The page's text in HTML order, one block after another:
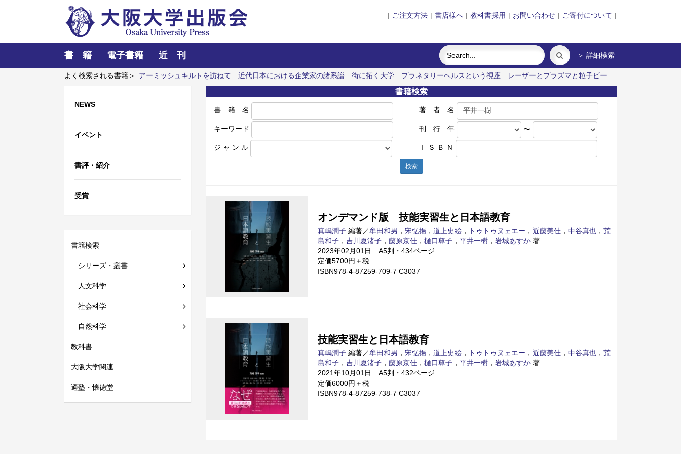
| ご注文方法 | 書店様へ | 教科書採用 | お問い合わせ | ご寄付について |
書 籍 電子書籍 近 刊 ＞ 詳細検索
よく検索される書籍＞ アーミッシュキルトを訪ねて 近代日本における企業家の諸系譜 街に拓く大学 プラネタリーヘルスという視座
レーザーとプラズマと粒子ビー
固体高分子形燃料電池要素材料・水素貯蔵材料の知的設計
NEWS
イベント
書評・紹介
受賞
書籍検索
シリーズ・叢書
人文科学
社会科学
自然科学
教科書
大阪大学関連
適塾・懐徳堂
書籍検索
書 籍 名 著 者 名
キーワード 刊 行 年 〜
ジ ャ ン ル Ｉ Ｓ Ｂ Ｎ
検索
オンデマンド版 技能実習生と日本語教育
真嶋潤子 編著／牟田和男 ， 宋弘揚 ， 道上史絵 ， トゥトゥヌェエー ， 近藤美佳 ， 中谷真也 ， 荒
島和子 ， 吉川夏渚子 ， 藤原京佳 ， 樋口尊子 ， 平井一樹 ， 岩城あすか 著
2023年02月01日 A5判・434ページ
定価5700円＋税
ISBN978-4-87259-709-7 C3037
技能実習生と日本語教育
真嶋潤子 編著／牟田和男 ， 宋弘揚 ， 道上史絵 ， トゥトゥヌェエー ， 近藤美佳 ， 中谷真也 ， 荒
島和子 ， 吉川夏渚子 ， 藤原京佳 ， 樋口尊子 ， 平井一樹 ， 岩城あすか 著
2021年10月01日 A5判・432ページ
定価6000円＋税
ISBN978-4-87259-738-7 C3037